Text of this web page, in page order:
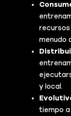
recursos
menudo
y local.
tiempo a